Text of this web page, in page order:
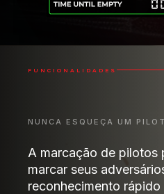
FUNCIONALIDADES
NUNCA ESQUEÇA UM
A marcação de pilotos
marcar seus
reconhecimento rápido